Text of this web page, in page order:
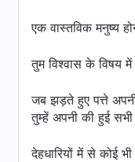
एक वास्तविक मनुष्य
तुम विश्वास के विषय में
जब झड़ते हुए पत्ते
तुम्हें अपनी की हुई सभी
देहधारियों में से कोई